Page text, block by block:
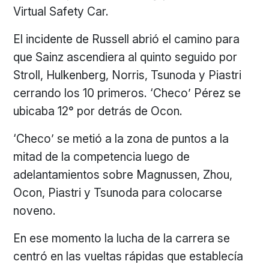
Virtual Safety Car.
El incidente de Russell abrió el camino para
que Sainz ascendiera al quinto seguido por
Stroll, Hulkenberg, Norris, Tsunoda y Piastri
cerrando los 10 primeros. ‘Checo’ Pérez se
ubicaba 12° por detrás de Ocon.
‘Checo’ se metió a la zona de puntos a la
mitad de la competencia luego de
adelantamientos sobre Magnussen, Zhou,
Ocon, Piastri y Tsunoda para colocarse
noveno.
En ese momento la lucha de la carrera se
centró en las vueltas rápidas que establecía